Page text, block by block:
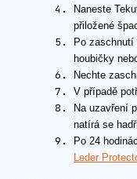
Naneste
přiložené
Po zaschnutí
houbičky
Nechte
V případě
Na uzavření
natírá se
Po 24
Leder